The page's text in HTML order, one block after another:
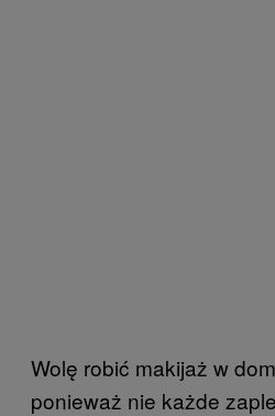
Wolę robić makijaż w
ponieważ nie każde